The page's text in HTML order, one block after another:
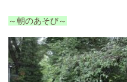
～朝のあそび～